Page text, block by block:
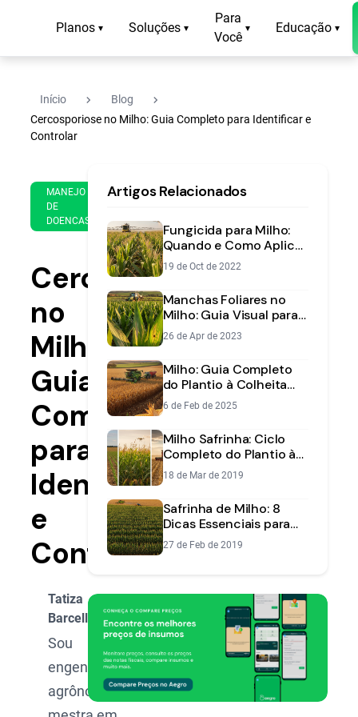
Planos ▾ Soluções ▾
Para
Você
▾ Educação ▾
Início navigate_next Blog navigate_next
Cercosporiose no Milho: Guia Completo para Identificar e
Controlar
MANEJO
DE
DOENCAS
de
de
2023
min
leitura
Cercosporiose
no
Milho:
Guia
Completo
para
Identificar
e
Controlar
Tatiza
Barcellos
Sou
engenheira-
agrônoma e
Artigos Relacionados
Fungicida para Milho:
Quando e Como Aplicar
para Máxima
Produtividade
19 de Oct de 2022
Manchas Foliares no
Milho: Guia Visual para
Identificação e Manejo
26 de Apr de 2023
Milho: Guia Completo
do Plantio à Colheita
para Máxima
Produtividade
6 de Feb de 2025
Milho Safrinha: Ciclo
Completo do Plantio à
Colheita | Aegro
18 de Mar de 2019
Safrinha de Milho: 8
Dicas Essenciais para
Aumentar sua
Produtividade
27 de Feb de 2019